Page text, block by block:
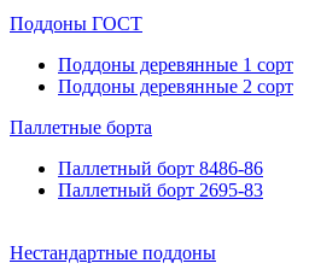
Поддоны ГОСТ
Поддоны деревянные 1 сорт
Поддоны деревянные 2 сорт
Паллетные борта
Паллетный борт 8486-86
Паллетный борт 2695-83
Нестандартные поддоны